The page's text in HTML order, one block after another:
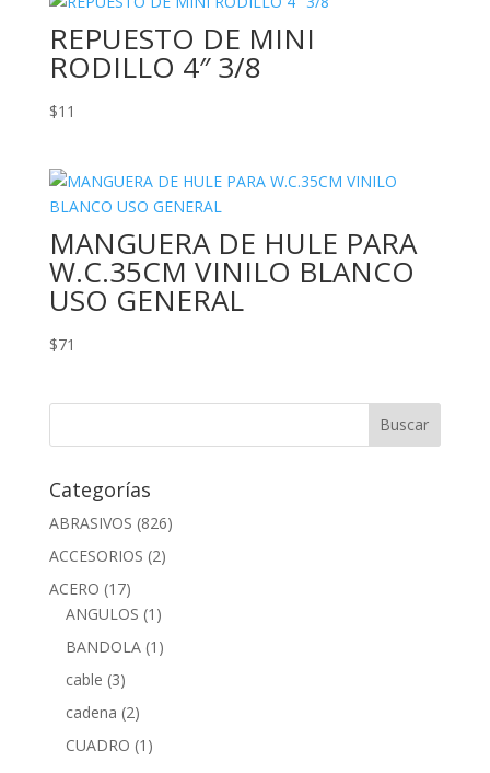
REPUESTO DE MINI
RODILLO 4″ 3/8
$11
MANGUERA DE HULE PARA
W.C.35CM VINILO BLANCO
USO GENERAL
$71
Categorías
ABRASIVOS (826)
ACCESORIOS (2)
ACERO (17)
ANGULOS (1)
BANDOLA (1)
cable (3)
cadena (2)
CUADRO (1)